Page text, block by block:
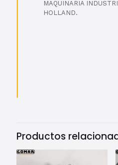
MAQUINARIA
HOLLAND.
Productos